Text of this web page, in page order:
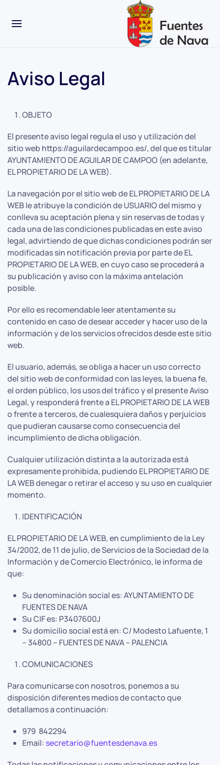
Aviso Legal
OBJETO
El presente aviso legal regula el uso y utilización del
sitio web https://aguilardecampoo.es/, del que es titular
AYUNTAMIENTO DE AGUILAR DE CAMPOO (en adelante,
EL PROPIETARIO DE LA WEB).
La navegación por el sitio web de EL PROPIETARIO DE LA
WEB le atribuye la condición de USUARIO del mismo y
conlleva su aceptación plena y sin reservas de todas y
cada una de las condiciones publicadas en este aviso
legal, advirtiendo de que dichas condiciones podrán ser
modificadas sin notificación previa por parte de EL
PROPIETARIO DE LA WEB, en cuyo caso se procederá a
su publicación y aviso con la máxima antelación
posible.
Por ello es recomendable leer atentamente su
contenido en caso de desear acceder y hacer uso de la
información y de los servicios ofrecidos desde este sitio
web.
El usuario, además, se obliga a hacer un uso correcto
del sitio web de conformidad con las leyes, la buena fe,
el orden público, los usos del tráfico y el presente Aviso
Legal, y responderá frente a EL PROPIETARIO DE LA WEB
o frente a terceros, de cualesquiera daños y perjuicios
que pudieran causarse como consecuencia del
incumplimiento de dicha obligación.
Cualquier utilización distinta a la autorizada está
expresamente prohibida, pudiendo EL PROPIETARIO DE
LA WEB denegar o retirar el acceso y su uso en cualquier
momento.
IDENTIFICACIÓN
EL PROPIETARIO DE LA WEB, en cumplimiento de la Ley
34/2002, de 11 de julio, de Servicios de la Sociedad de la
Información y de Comercio Electrónico, le informa de
que:
Su denominación social es: AYUNTAMIENTO DE
FUENTES DE NAVA
Su CIF es: P3407600J
Su domicilio social está en: C/ Modesto Lafuente, 1
– 34800 – FUENTES DE NAVA – PALENCIA
COMUNICACIONES
Para comunicarse con nosotros, ponemos a su
disposición diferentes medios de contacto que
detallamos a continuación:
979 842294
Email: secretario@fuentesdenava.es